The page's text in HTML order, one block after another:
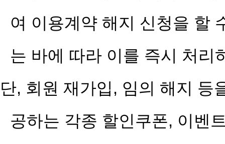
여 이용계약 해지 신청을 할
는 바에 따라 이를 즉시 처리
단, 회원 재가입, 임의 해지 등
공하는 각종 할인쿠폰, 이벤